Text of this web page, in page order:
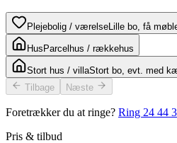
Plejebolig / værelseLille bo, få
HusParcelhus / rækkehus
Stort hus / villaStort bo, evt. med
Tilbage
Næste
Foretrækker du at ringe? Ring 24 44
Pris & tilbud